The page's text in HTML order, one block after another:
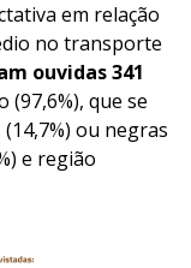
em relação
no transporte
ouvidas341
(97,6%), que se
ou negras
e região